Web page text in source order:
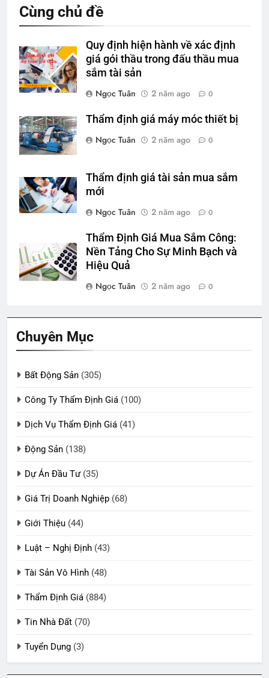
Cùng chủ đề
Quy định hiện hành về xác định
giá gói thầu trong đấu thầu mua
sắm tài sản
Ngọc Tuân
2 năm ago 0
Thẩm định giá máy móc thiết bị
Ngọc Tuân
2 năm ago 0
Thẩm định giá tài sản mua sắm
mới
Ngọc Tuân
2 năm ago 0
Thẩm Định Giá Mua Sắm Công:
Nền Tảng Cho Sự Minh Bạch và
Hiệu Quả
Ngọc Tuân
2 năm ago 0
Chuyên Mục
Bất Động Sản (305)
Công Ty Thẩm Định Giá (100)
Dịch Vụ Thẩm Định Giá (41)
Động Sản (138)
Dự Án Đầu Tư(35)
Giá Trị Doanh Nghiệp (68)
Giới Thiệu (44)
Luật – Nghị Định (43)
Tài Sản Vô Hình (48)
Thẩm Định Giá (884)
Tin Nhà Đất (70)
Tuyển Dụng (3)